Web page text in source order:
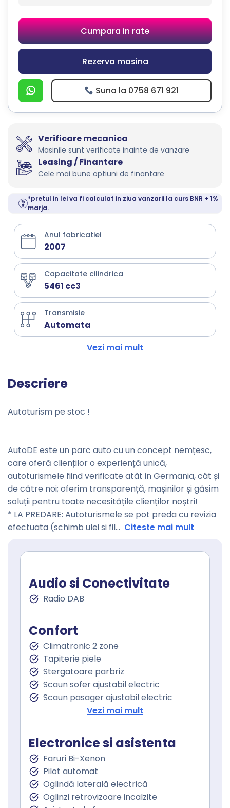
Cumpara in rate
Rezerva masina
Suna la 0758 671 921
Verificare mecanica
Masinile sunt verificate inainte de vanzare
Leasing / Finantare
Cele mai bune optiuni de finantare
*pretul in lei va fi calculat in ziua vanzarii la curs BNR + 1%
marja.
Anul fabricatiei
2007
Capacitate cilindrica
5461 cc3
Transmisie
Automata
Vezi mai mult
Descriere
Autoturism pe stoc !
AutoDE este un parc auto cu un concept nemțesc,
care oferă clienților o experiență unică,
autoturismele fiind verificate atât in Germania, cât și
de către noi; oferim transparență, mașinilor și găsim
soluții pentru toate necesitățile clienților noștri!
* LA PREDARE: Autoturismele se pot preda cu revizia
efectuata (schimb ulei si fil... Citeste mai mult
Audio si Conectivitate
Radio DAB
Confort
Climatronic 2 zone
Tapiterie piele
Stergatoare parbriz
Scaun sofer ajustabil electric
Scaun pasager ajustabil electric
Incalzire scaun sofer
Scaune ventilate
Scaune fata cu masaj
Scaun cu memorie
Scaune ventilate fata
Cotiera
Volan de piele
Vezi mai mult
Electronice si asistenta
Faruri Bi-Xenon
Pilot automat
Oglindă laterală electrică
Oglinzi retrovizoare incalzite